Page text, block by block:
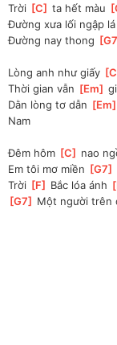
Trời [C ] ta hết màu [
Đường xưa lối ngập lá
Đường nay thong [G7
Lòng anh như giấy [C
Thời gian vẫn [Em ]
Dằn lòng tơ dẫn [Em
Nam
Đêm hôm [C nao
Em tôi mơ miền [G7
Trời [F Bắc lóa ánh [
[G7 Một người trên